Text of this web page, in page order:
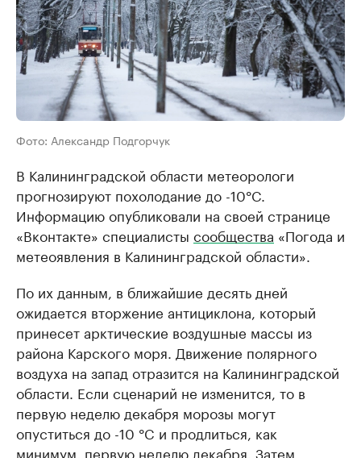
Фото: Александр Подгорчук
В Калининградской области метеорологи
прогнозируют похолодание до -10°C.
Информацию опубликовали на своей странице
«Вконтакте» специалисты сообщества «Погода и
метеоявления в Калининградской области».
По их данным, в ближайшие десять дней
ожидается вторжение антициклона, который
принесет арктические воздушные массы из
района Карского моря. Движение полярного
воздуха на запад отразится на Калининградской
области. Если сценарий не изменится, то в
первую неделю декабря морозы могут
опуститься до -10 °C и продлиться, как
минимум, первую неделю декабря. Затем